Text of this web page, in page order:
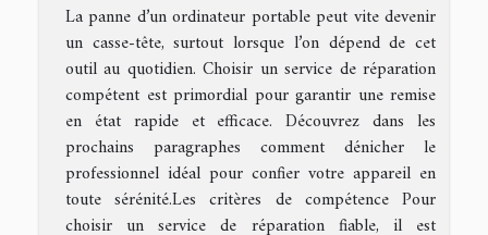
La panne d’un ordinateur portable peut vite devenir
un casse-tête, surtout lorsque l’on dépend de cet
outil au quotidien. Choisir un service de réparation
compétent est primordial pour garantir une remise
en état rapide et efficace. Découvrez dans les
prochains paragraphes comment dénicher le
professionnel idéal pour confier votre appareil en
toute sérénité.Les critères de compétence Pour
choisir un service de réparation fiable, il est